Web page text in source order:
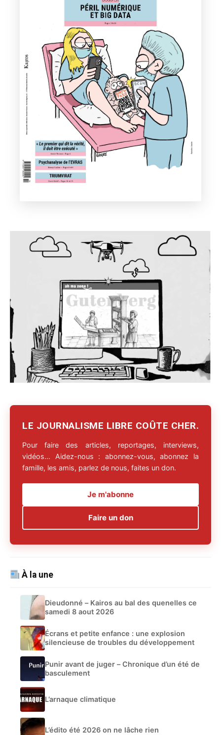
LE JOURNALISME LIBRE COÛTE CHER.
Pour faire des articles, reportages, interviews,
vidéos… Aidez-nous : abonnez-vous, abonnez la
famille, les amis, parlez de nous, faites un don.
Je m'abonne
Faire un don
À la une
Dieudonné – Kairos au bal des quenelles ce
samedi 8 aout 2026
Écrans et petite enfance : une explosion
silencieuse de troubles du développement
Punir avant de juger – Chronique d’un été de
basculement
L’arnaque climatique
L’édito été 2026 on ne lâche rien